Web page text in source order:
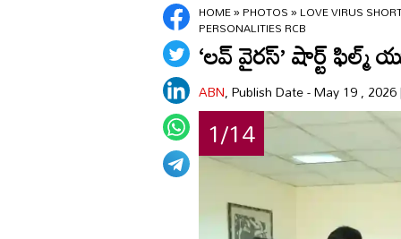
HOME»PHOTOS»LOVE VIRUS
PERSONALITIES RCB
‘లవ్ వైరస్’ షార్ట్ ఫిల్మ్
ABN, Publish Date - May 19 ,
1/14